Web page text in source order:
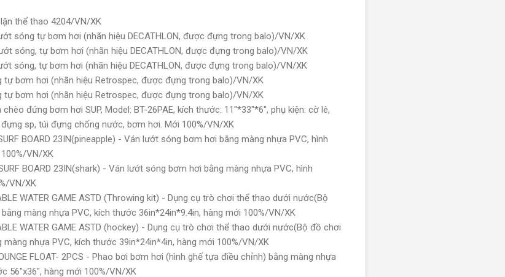
thể thao 4204/VN/XK
sóng tự bơm hơi (nhãn hiệu DECATHLON, được đựng trong balo)/VN/XK
sóng, tự bơm hơi (nhãn hiệu DECATHLON, được đựng trong balo)/VN/XK
sóng, tự bơm hơi (nhãn hiệu DECATHLON, được đựng trong balo)/VN/XK
tự bơm hơi (nhãn hiệu Retrospec, được đựng trong balo)/VN/XK
tự bơm hơi (nhãn hiệu Retrospec, được đựng trong balo)/VN/XK
đứng bơm hơi SUP, Model: BT-26PAE, kích thước: 11"*33"*6", phụ kiện: cờ lê,
sp, túi đựng chống nước, bơm hơi. Mới 100%/VN/XK
BOARD 23IN(pineapple) - Ván lướt sóng bơm hơi bằng màng nhựa PVC, hình
VN/XK
BOARD 23IN(shark) - Ván lướt sóng bơm hơi bằng màng nhựa PVC, hình
VN/XK
WATER GAME ASTD (Throwing kit) - Dụng cụ trò chơi thể thao dưới nước(Bộ
màng nhựa PVC, kích thước 36in*24in*9.4in, hàng mới 100%/VN/XK
WATER GAME ASTD (hockey) - Dụng cụ trò chơi thể thao dưới nước(Bộ đồ chơi
nhựa PVC, kích thước 39in*24in*4in, hàng mới 100%/VN/XK
FLOAT- 2PCS - Phao bơi bơm hơi (hình ghế tựa điều chỉnh) bằng màng nhựa
56"x36", hàng mới 100%/VN/XK